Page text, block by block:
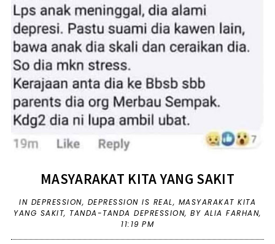
MASYARAKAT KITA YANG SAKIT
IN DEPRESSION, DEPRESSION IS REAL, MASYARAKAT KITA
YANG SAKIT, TANDA-TANDA DEPRESSION,BY ALIA FARHAN,
11:19 PM